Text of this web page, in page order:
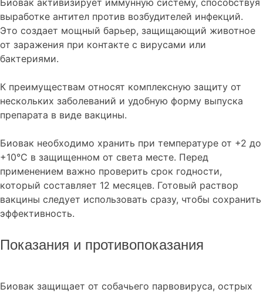
Биовак активизирует иммунную систему, способствуя
выработке антител против возбудителей инфекций.
Это создает мощный барьер, защищающий животное
от заражения при контакте с вирусами или
бактериями.
К преимуществам относят комплексную защиту от
нескольких заболеваний и удобную форму выпуска
препарата в виде вакцины.
Биовак необходимо хранить при температуре от +2 до
+10°C в защищенном от света месте. Перед
применением важно проверить срок годности,
который составляет 12 месяцев. Готовый раствор
вакцины следует использовать сразу, чтобы сохранить
эффективность.
Показания и противопоказания
Биовак защищает от собачьего парвовируса, острых